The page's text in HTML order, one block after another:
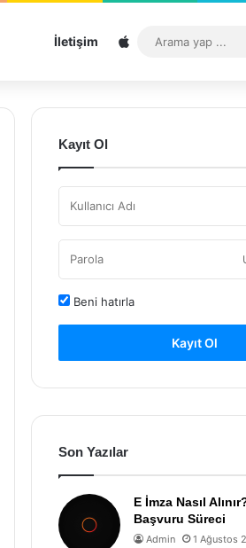
İletişim Sitemap
Kayıt Ol
Beni hatırla
Kayıt Ol
Son Yazılar
E İmza Nasıl
Başvuru Süreci
Admin 1 Ağustos